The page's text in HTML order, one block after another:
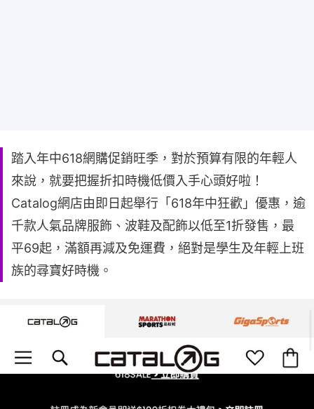
踏入年中618網購促銷旺季，對於預算有限的年輕人
來說，就要把握折扣時機低價入手心頭好啦！
Catalog網店由即日起舉行「618年中狂歡」優惠，逾
千款人氣品牌服飾、波鞋及配飾以低至1折發售，最
平69起，滿額再減及免運費，絕對是學生及年輕上班
族的尋寶好時機。